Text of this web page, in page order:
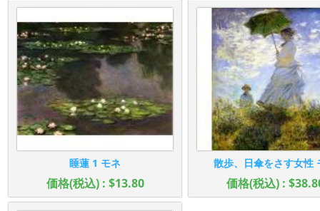
睡蓮 1 モネ
価格(税込) : $13.80
散歩、日傘をさす女性
価格(税込) :